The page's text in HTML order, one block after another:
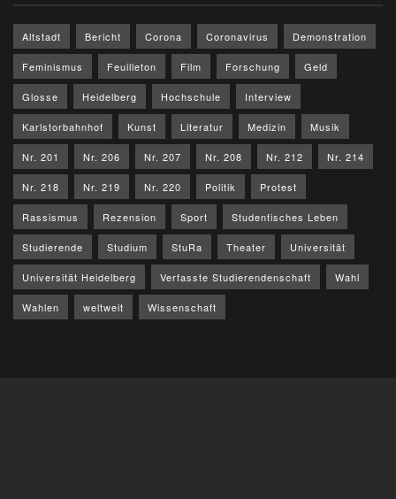
Altstadt Bericht Corona Coronavirus Demonstration
Feminismus Feuilleton Film Forschung Geld
Glosse Heidelberg Hochschule Interview
Karlstorbahnhof Kunst Literatur Medizin Musik
Nr. 201 Nr. 206 Nr. 207 Nr. 208 Nr. 212 Nr. 214
Nr. 218 Nr. 219 Nr. 220 Politik Protest
Rassismus Rezension Sport Studentisches Leben
Studierende Studium StuRa Theater Universität
Universität Heidelberg Verfasste Studierendenschaft Wahl
Wahlen weltweit Wissenschaft